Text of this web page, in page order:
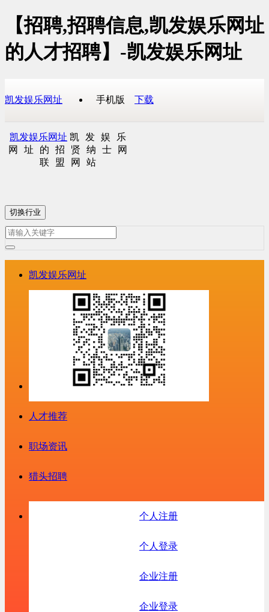
【招聘,招聘信息,凯发娱乐网址
的人才招聘】-凯发娱乐网址
凯发娱乐网址 手机版 下载
凯发娱乐网址 凯发娱乐
网址的招贤纳士网
联盟网站
切换行业
凯发娱乐网址
人才推荐
职场资讯
猎头招聘
个人注册
个人登录
企业注册
企业登录